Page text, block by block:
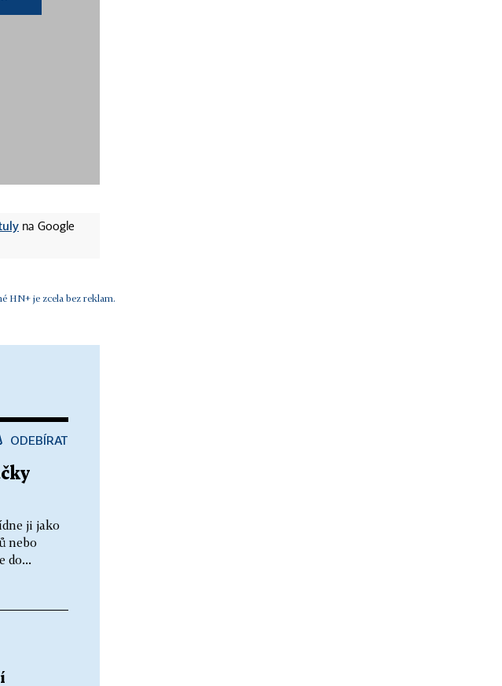
na Google
HN+ je zcela bez reklam.
ODEBÍRAT
ji jako
nebo
do...